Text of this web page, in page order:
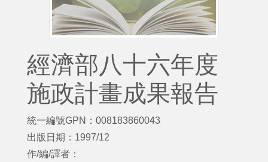
經濟部八十六年度
施政計畫成果報告
統一編號GPN：008183860043
出版日期：1997/12
作/編/譯者：